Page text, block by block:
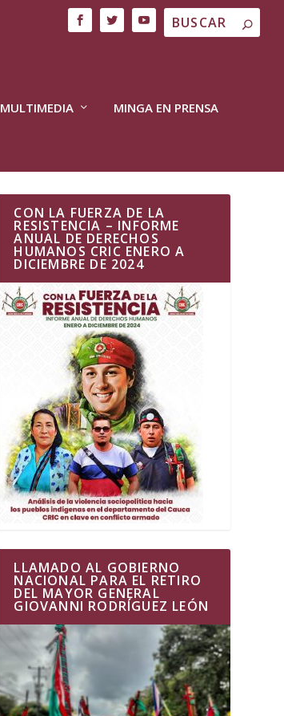
MULTIMEDIA MINGA EN PRENSA
CON LA FUERZA DE LA
RESISTENCIA – INFORME
ANUAL DE DERECHOS
HUMANOS CRIC ENERO A
DICIEMBRE DE 2024
LLAMADO AL GOBIERNO
NACIONAL PARA EL RETIRO
DEL MAYOR GENERAL
GIOVANNI RODRÍGUEZ LEÓN